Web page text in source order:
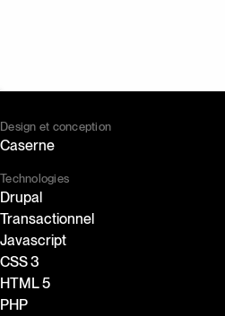
Design et conception
Caserne
Technologies
Drupal
Transactionnel
Javascript
CSS 3
HTML 5
PHP